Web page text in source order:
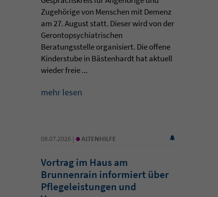
Zugehörige von Menschen mit Demenz
am 27. August statt. Dieser wird von der
Gerontopsychiatrischen
Beratungsstelle organisiert. Die offene
Kinderstube in Bästenhardt hat aktuell
wieder freie ...
mehr lesen
08.07.2026 | • ALTENHILFE
Vortrag im Haus am
Brunnenrain informiert über
Pflegeleistungen und